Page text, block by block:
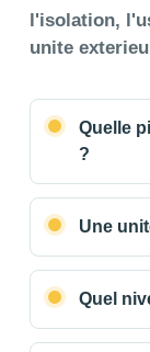
l'isolation,
unite
Quelle
?
Une
Quel